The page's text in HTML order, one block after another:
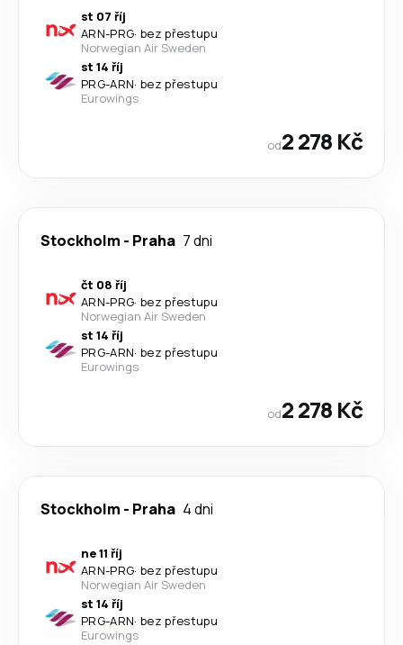
st 07 říj
ARN-PRG· bez přestupu
Norwegian Air Sweden
st 14 říj
PRG-ARN· bez přestupu
Eurowings
od2 278 Kč
Stockholm - Praha 7 dni
čt 08 říj
ARN-PRG· bez přestupu
Norwegian Air Sweden
st 14 říj
PRG-ARN· bez přestupu
Eurowings
od2 278 Kč
Stockholm - Praha 4 dni
ne 11 říj
ARN-PRG· bez přestupu
Norwegian Air Sweden
st 14 říj
PRG-ARN· bez přestupu
Eurowings